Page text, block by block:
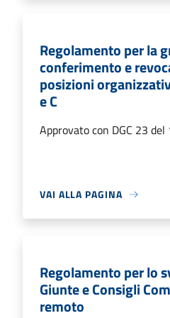
Regolamento per la
conferimento e
posizioni
e C
Approvato con DGC 23
VAI ALLA PAGINA
Regolamento per lo
Giunte e Consigli
remoto